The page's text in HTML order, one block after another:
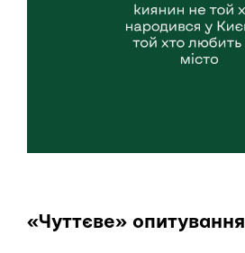
«Чуттєве» опитування